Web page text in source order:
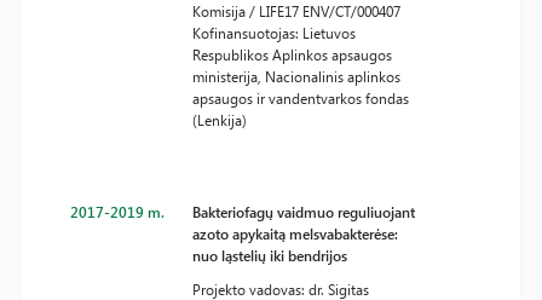
Komisija / LIFE17 ENV/CT/000407
Kofinansuotojas: Lietuvos
Respublikos Aplinkos apsaugos
ministerija, Nacionalinis aplinkos
apsaugos ir vandentvarkos fondas
(Lenkija)
2017-2019 m.
Bakteriofagų vaidmuo reguliuojant
azoto apykaitą melsvabakterėse:
nuo ląstelių iki bendrijos
Projekto vadovas: dr. Sigitas